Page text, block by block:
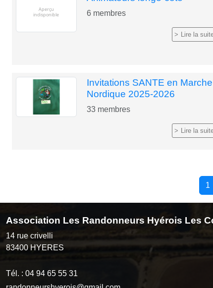
6 membres
Lire la
Invitations SANTE en Marche
Nordique 2025-2026
33 membres
Lire la
1
Association Les Randonneurs Hyérois Les
14 rue crivelli
83400 HYERES
Tél. : 04 94 65 55 31